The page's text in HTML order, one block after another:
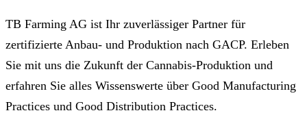
TB Farming AG ist Ihr zuverlässiger Partner für
zertifizierte Anbau- und Produktion nach GACP. Erleben
Sie mit uns die Zukunft der Cannabis-Produktion und
erfahren Sie alles Wissenswerte über Good Manufacturing
Practices und Good Distribution Practices.